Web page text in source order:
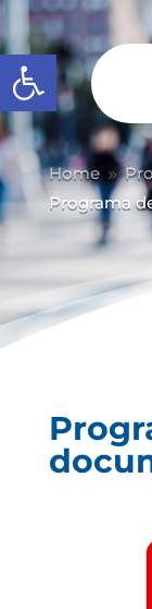
Abrir barra de
Home 9
Programa